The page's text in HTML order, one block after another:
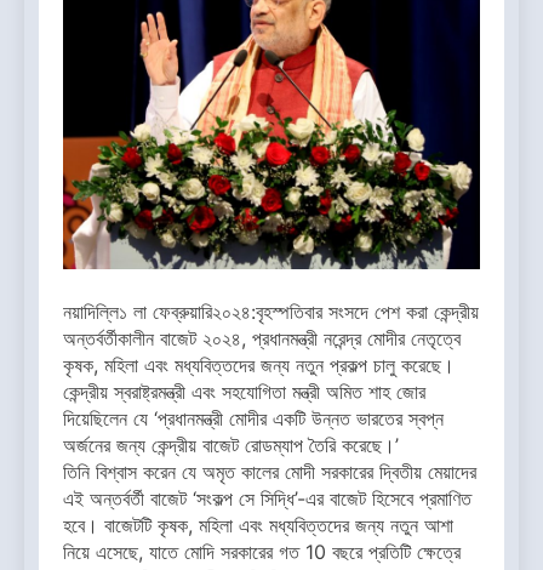
নয়াদিল্লি১ লা ফেব্রুয়ারি২০২৪:বৃহস্পতিবার সংসদে পেশ করা কেন্দ্রীয়
অন্তর্বর্তীকালীন বাজেট ২০২৪, প্রধানমন্ত্রী নরেন্দ্র মোদীর নেতৃত্বে
কৃষক, মহিলা এবং মধ্যবিত্তদের জন্য নতুন প্রকল্প চালু করেছে।
কেন্দ্রীয় স্বরাষ্ট্রমন্ত্রী এবং সহযোগিতা মন্ত্রী অমিত শাহ জোর
দিয়েছিলেন যে ‘প্রধানমন্ত্রী মোদীর একটি উন্নত ভারতের স্বপ্ন
অর্জনের জন্য কেন্দ্রীয় বাজেট রোডম্যাপ তৈরি করেছে।’
তিনি বিশ্বাস করেন যে অমৃত কালের মোদী সরকারের দ্বিতীয় মেয়াদের
এই অন্তর্বর্তী বাজেট ‘সংকল্প সে সিদ্ধি’-এর বাজেট হিসেবে প্রমাণিত
হবে। বাজেটটি কৃষক, মহিলা এবং মধ্যবিত্তদের জন্য নতুন আশা
নিয়ে এসেছে, যাতে মোদি সরকারের গত 10 বছরে প্রতিটি ক্ষেত্রে